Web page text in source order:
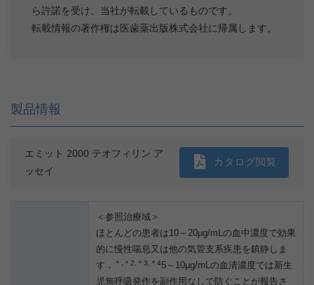
ら許諾を受け、当社が転載しているものです。
転載情報の著作権は医歯薬出版株式会社に帰属します。
製品情報
エミット 2000 テオフィリン ア
ッセイ
カタログ閲覧
＜参照治療域＞
ほとんどの患者は10～20μg/mLの血中濃度で効果
的に慢性喘息又は他の気管支系疾患を鎮静しま
す．
＊,＊2,＊3,＊45～10μg/mLの血清濃度では新生
児無呼吸発作を副作用なしで防ぐことが報告さ